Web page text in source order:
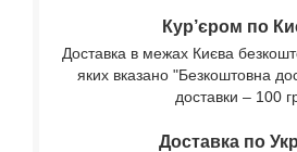
Кур’єром по
Доставка в межах Києва
яких вказано "Безкоштовна
доставки – 100
Доставка по